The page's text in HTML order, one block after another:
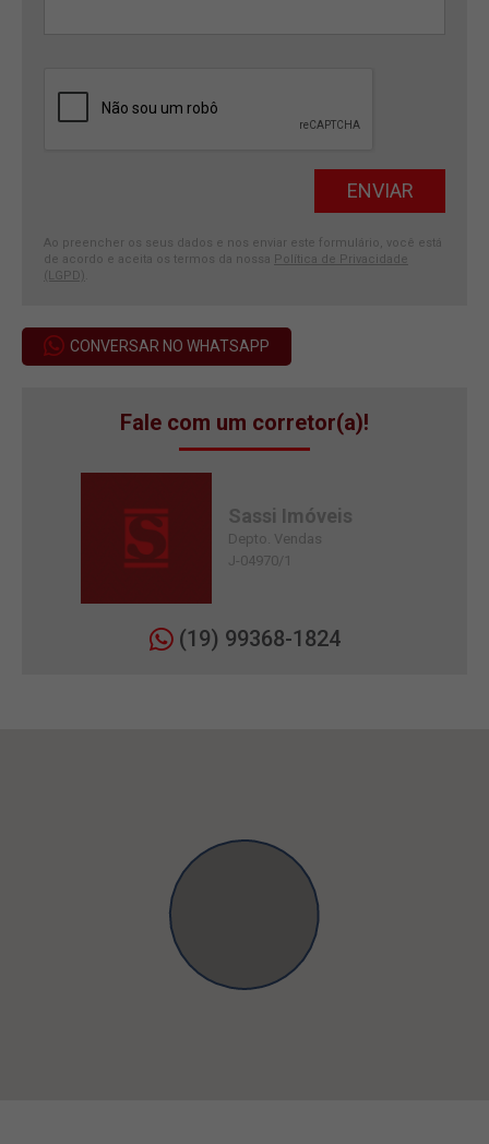
Ao preencher os seus dados e nos enviar este formulário, você está
de acordo e aceita os termos da nossa Política de Privacidade
(LGPD)
CONVERSAR NO WHATSAPP
Fale com um corretor(a)!
Sassi Imóveis
Depto. Vendas
J-04970/1
(19) 99368-1824